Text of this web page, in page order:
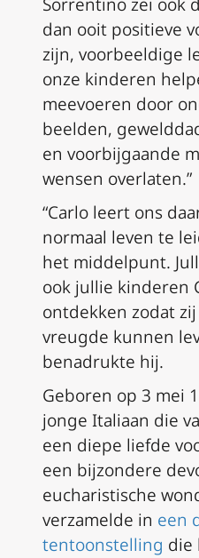
Sorrentino zei ook
dan ooit positieve
zijn, voorbeeldige
onze kinderen
meevoeren door
beelden,
en voorbijgaande
wensen overlaten.”
“Carlo leert ons
normaal leven te
het middelpunt.
ook jullie kinderen
ontdekken zodat
vreugde kunnen
benadrukte hij.
Geboren op 3 mei
jonge Italiaan die
een diepe liefde
een bijzondere
eucharistische
verzamelde in een
tentoonstelling die